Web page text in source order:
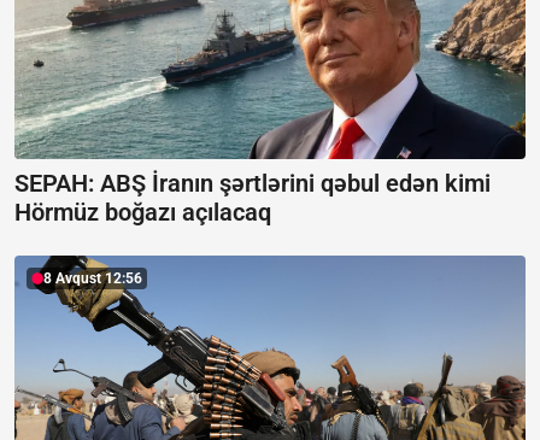
SEPAH: ABŞ İranın şərtlərini qəbul edən kimi
Hörmüz boğazı açılacaq
8 Avqust 12:56